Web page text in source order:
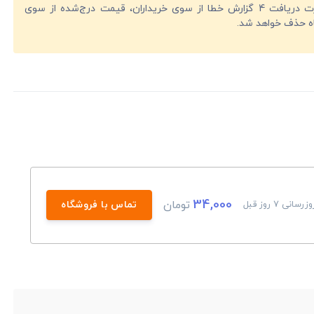
در صورت دریافت 4 گزارش خطا از سوی خریداران، قیمت درج‌شده از سوی
حذف خواهد شد.
7 روز قبل 34,000 تومان تماس با فروشگاه